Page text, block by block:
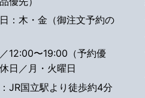
：木・金（御注文予約の
12:00〜19:00（予約優
日／月・火曜日
JR国立駅より徒歩約4分